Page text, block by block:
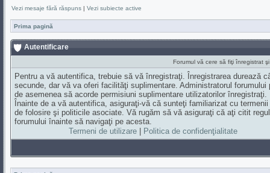
Vezi mesaje fără răspuns | Vezi subiecte active
Prima pagină
Autentificare
Forumul vă cere să fiţi înregistrat
Pentru a vă autentifica, trebuie să vă înregistraţi. Înregistrarea durează
secunde, dar vă va oferi facilităţi suplimentare. Administratorul forumului
de asemenea să acorde permisiuni suplimentare utilizatorilor înregistraţi.
Înainte de a vă autentifica, asiguraţi-vă că sunteţi familiarizat cu
de folosire şi politicile asociate. Vă rugăm să vă asiguraţi că aţi citit
forumului înainte să navigaţi pe acesta.
Termeni de utilizare
Politica de confidenţialitate